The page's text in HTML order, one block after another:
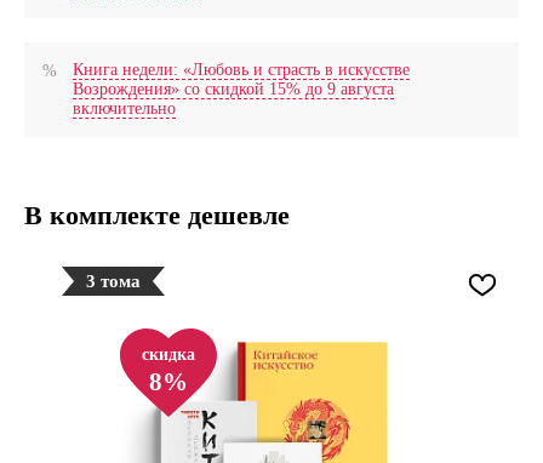
Книга недели: «Любовь и страсть в искусстве
Возрождения» со скидкой 15% до 9 августа
включительно
В комплекте дешевле
3 тома
скидка
8%